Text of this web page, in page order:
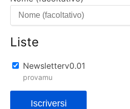
Liste
Newsletterv0.01
provamu
Iscriversi